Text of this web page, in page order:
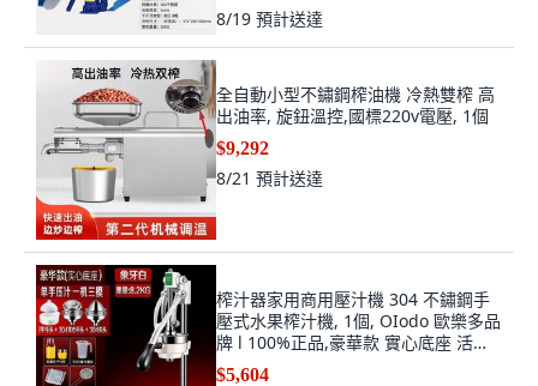
8/19 預計送達
全自動小型不鏽鋼榨油機 冷熱雙榨 高
出油率, 旋鈕溫控,國標220v電壓, 1個
$9,292
8/21 預計送達
榨汁器家用商用壓汁機 304 不鏽鋼手
壓式水果榨汁機, 1個, OIodo 歐樂多品
牌 l 100%正品,豪華款 實心底座 活力
橙 3模具+子母杯
$5,604